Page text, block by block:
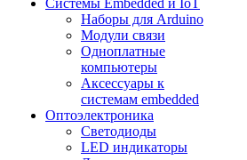
Системы Embedded и IoT
Наборы для Arduino
Модули связи
Одноплатные
компьютеры
Аксессуары к
системам embedded
Oптоэлектроника
Светодиоды
LED индикаторы